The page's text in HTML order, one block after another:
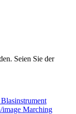
Seien Sie der
Blasinstrument
Marching